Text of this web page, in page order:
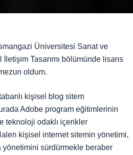
Üniversitesi Sanat ve
İletişim Tasarımı bölümünde lisans
oldum.
kişisel blog sitem
Adobe program eğitimlerinin
teknoloji odaklı içerikler
kişisel internet sitemin yönetimi,
yönetimini sürdürmekle beraber